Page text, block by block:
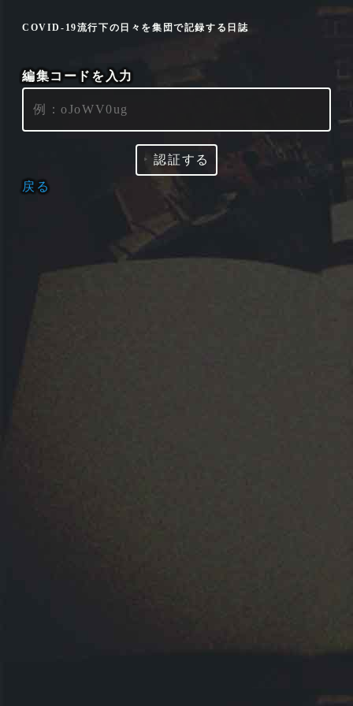
COVID-19流行下の日々を集団で記録する日誌
編集コードを入力
‣ 認証する
戻る